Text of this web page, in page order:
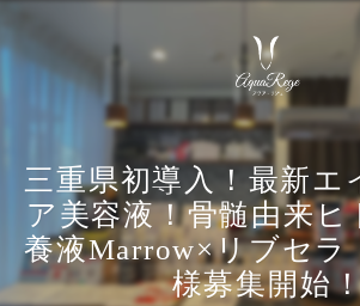
三重県初導入！最新エ
ア美容液！骨髄由来ヒ
養液Marrow×リブセ
様募集開始